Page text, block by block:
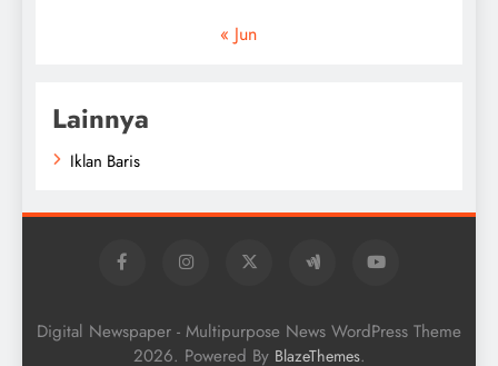
« Jun
Lainnya
Iklan Baris
Digital Newspaper - Multipurpose News WordPress Theme
2026. Powered By BlazeThemes.